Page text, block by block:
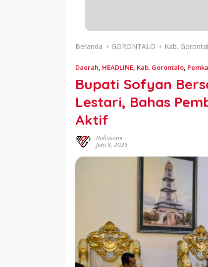
Beranda GORONTALO Kab.
Daerah, HEADLINE, Kab. Gorontalo,
Bupati Sofyan
Lestari, Bahas
Aktif
Bohusami
Juni 9, 2026